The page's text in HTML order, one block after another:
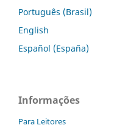
Português (Brasil)
English
Español (España)
Informações
Para Leitores